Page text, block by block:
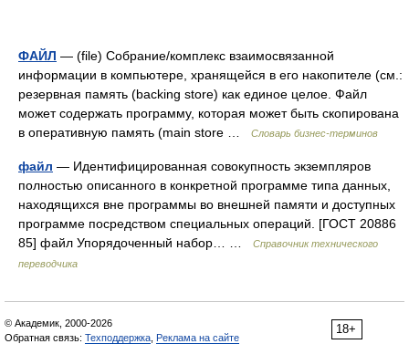
ФАЙЛ — (file) Собрание/комплекс взаимосвязанной
информации в компьютере, хранящейся в его накопителе (cм.:
резервная память (backing store) как единое целое. Файл
может содержать программу, которая может быть скопирована
в оперативную память (main store …
Словарь бизнес-терминов
файл — Идентифицированная совокупность экземпляров
полностью описанного в конкретной программе типа данных,
находящихся вне программы во внешней памяти и доступных
программе посредством специальных операций. [ГОСТ 20886
85] файл Упорядоченный набор… …
Справочник технического
переводчика
18+
© Академик, 2000-2026
Обратная связь: Техподдержка Реклама на сайте